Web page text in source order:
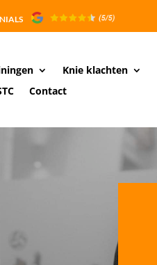
Knie klachten
Contact